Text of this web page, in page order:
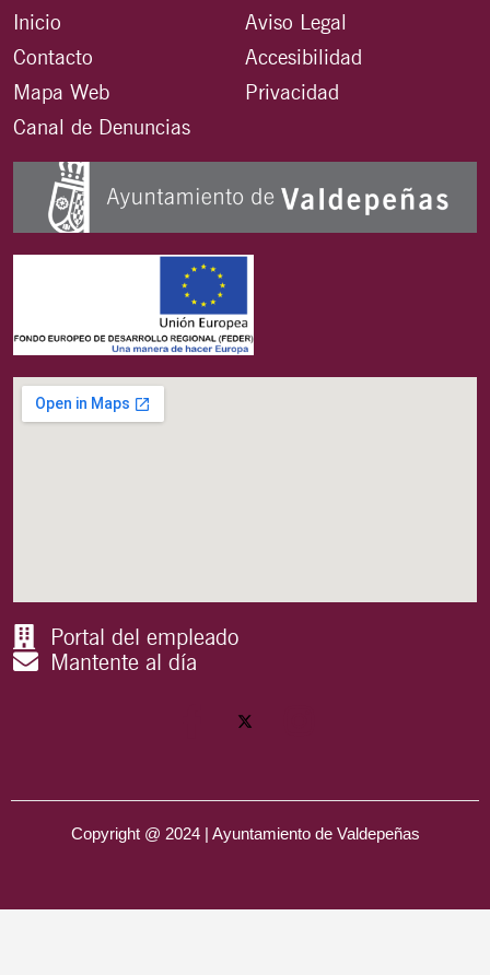
Inicio
Contacto
Mapa Web
Canal de Denuncias
Aviso Legal
Accesibilidad
Privacidad
Portal del empleado
Mantente al día
Copyright @ 2024 | Ayuntamiento de Valdepeñas